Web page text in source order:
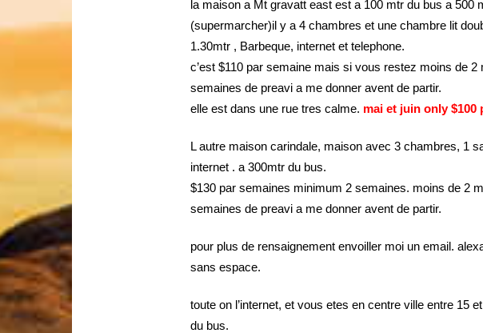
la maison a Mt gravatt east est a 100 mtr du bus a 500
(supermarcher)il y a 4 chambres et une chambre lit
1.30mtr , Barbeque, internet et telephone.
c’est $110 par semaine mais si vous restez moins de
semaines de preavi a me donner avent de partir.
elle est dans une rue tres calme. mai et juin only $100
L autre maison carindale, maison avec 3 chambres, 1
internet . a 300mtr du bus.
$130 par semaines minimum 2 semaines. moins de 2
semaines de preavi a me donner avent de partir.
pour plus de rensaignement envoiller moi un email.
sans espace.
toute on l’internet, et vous etes en centre ville entre 15
du bus.